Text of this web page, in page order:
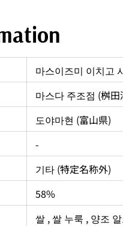
마스이즈미 이치고
마스다 주조점 (桝田
도야마현 (富山県)
-
기타 (特定名称外)
58%
쌀 , 쌀 누룩 , 양조